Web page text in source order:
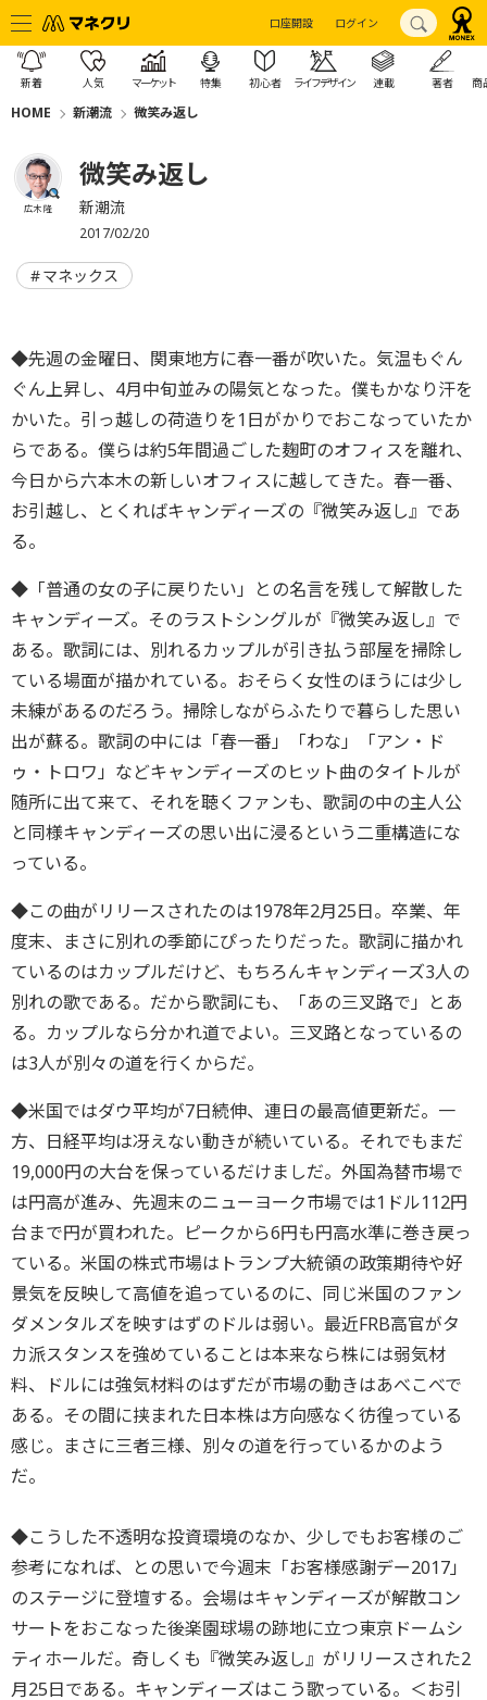
口座開設 ログイン
新着 人気 マーケット 特集 初心者 ライフデザイン 連載 著者 商
HOME 新潮流 微笑み返し
広木 隆
微笑み返し
新潮流
2017/02/20
マネックス
◆先週の金曜日、関東地方に春一番が吹いた。気温もぐん
ぐん上昇し、4月中旬並みの陽気となった。僕もかなり汗を
かいた。引っ越しの荷造りを1日がかりでおこなっていたか
らである。僕らは約5年間過ごした麹町のオフィスを離れ、
今日から六本木の新しいオフィスに越してきた。春一番、
お引越し、とくればキャンディーズの『微笑み返し』であ
る。
◆「普通の女の子に戻りたい」との名言を残して解散した
キャンディーズ。そのラストシングルが『微笑み返し』で
ある。歌詞には、別れるカップルが引き払う部屋を掃除し
ている場面が描かれている。おそらく女性のほうには少し
未練があるのだろう。掃除しながらふたりで暮らした思い
出が蘇る。歌詞の中には「春一番」「わな」「アン・ド
ゥ・トロワ」などキャンディーズのヒット曲のタイトルが
随所に出て来て、それを聴くファンも、歌詞の中の主人公
と同様キャンディーズの思い出に浸るという二重構造にな
っている。
◆この曲がリリースされたのは1978年2月25日。卒業、年
度末、まさに別れの季節にぴったりだった。歌詞に描かれ
ているのはカップルだけど、もちろんキャンディーズ3人の
別れの歌である。だから歌詞にも、「あの三叉路で」とあ
る。カップルなら分かれ道でよい。三叉路となっているの
は3人が別々の道を行くからだ。
◆米国ではダウ平均が7日続伸、連日の最高値更新だ。一
方、日経平均は冴えない動きが続いている。それでもまだ
19,000円の大台を保っているだけましだ。外国為替市場で
は円高が進み、先週末のニューヨーク市場では1ドル112円
台まで円が買われた。ピークから6円も円高水準に巻き戻っ
ている。米国の株式市場はトランプ大統領の政策期待や好
景気を反映して高値を追っているのに、同じ米国のファン
ダメンタルズを映すはずのドルは弱い。最近FRB高官がタ
カ派スタンスを強めていることは本来なら株には弱気材
料、ドルには強気材料のはずだが市場の動きはあべこべで
ある。その間に挟まれた日本株は方向感なく彷徨っている
感じ。まさに三者三様、別々の道を行っているかのよう
だ。
◆こうした不透明な投資環境のなか、少しでもお客様のご
参考になれば、との思いで今週末「お客様感謝デー2017」
のステージに登壇する。会場はキャンディーズが解散コン
サートをおこなった後楽園球場の跡地に立つ東京ドームシ
ティホールだ。奇しくも『微笑み返し』がリリースされた2
月25日である。キャンディーズはこう歌っている。＜お引